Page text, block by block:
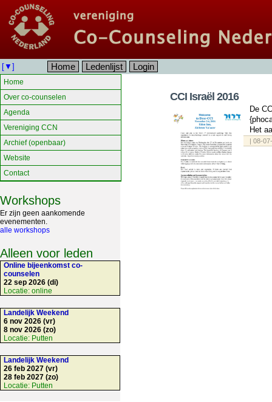
[▼] Home Ledenlijst Login
CCI Israël 2016
De
Het
| 08-
Home
Over co-counselen
Agenda
Vereniging CCN
Archief (openbaar)
Website
Contact
Workshops
Er zijn geen aankomende
evenementen.
alle workshops
Alleen voor leden
Online bijeenkomst co-
counselen
22 sep 2026 (di)
Locatie: online
Landelijk Weekend
6 nov 2026 (vr)
8 nov 2026 (zo)
Locatie: Putten
Landelijk Weekend
26 feb 2027 (vr)
28 feb 2027 (zo)
Locatie: Putten